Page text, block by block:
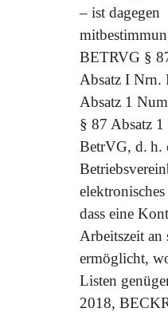
– ist dagegen
BETRVG §
Absatz I Nrn.
Absatz 1
§ 87 Absatz
BetrVG, d. h.
dass eine
Arbeitszeit an
ermöglicht,
Listen
2018,